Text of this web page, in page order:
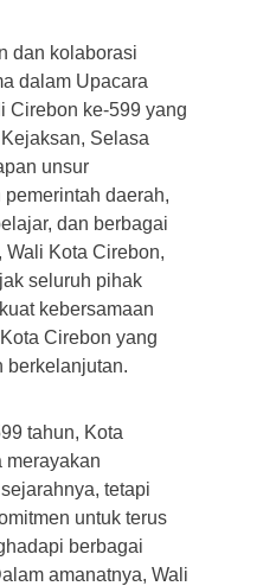
dan kolaborasi
dalam Upacara
Cirebon ke-599 yang
Selasa
unsur
daerah,
dan berbagai
Wali Kota Cirebon,
seluruh pihak
kebersamaan
Cirebon yang
berkelanjutan.
tahun, Kota
merayakan
tetapi
untuk terus
berbagai
amanatnya, Wali